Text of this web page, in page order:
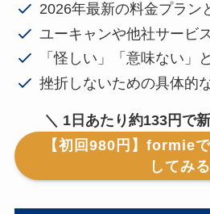
2026年最新の料金プラン
ユーキャンや他社サービ
「怪しい」「意味ない」
挫折しないための具体的
＼ 1日あたり約133円で
【初回980円】formie
してみる